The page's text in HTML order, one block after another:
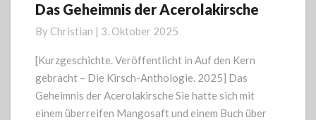
Das
der
Acerolakirsche
Das Geheimnis der Acerolakirsche
By Christian | 3. Oktober 2025
[Kurzgeschichte. Veröffentlicht in Auf den Kern
gebracht – Die Kirsch-Anthologie. 2025] Das
Geheimnis der Acerolakirsche Sie hatte sich mit
einem überreifen Mangosaft und einem Buch über